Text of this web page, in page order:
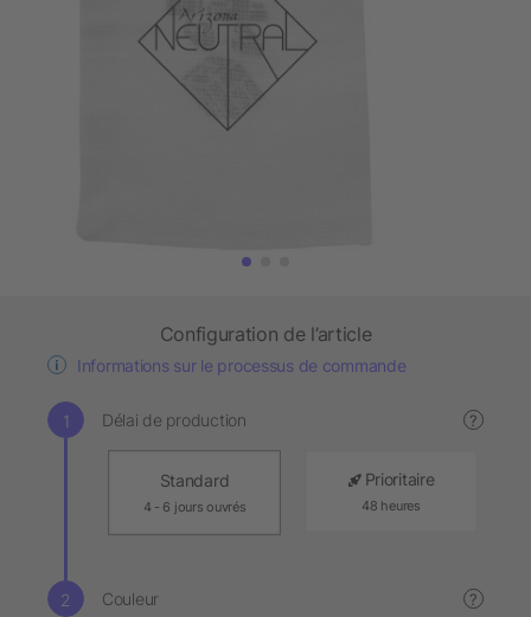
Configuration de l’article
Informations sur le processus de commande
Délai de production ?
Standard
4 - 6 jours ouvrés
Prioritaire
48 heures
Couleur ?